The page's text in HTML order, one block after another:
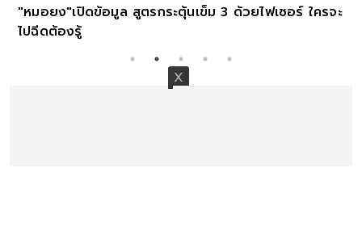
"หมอยง"เปิดข้อมูล สูตรกระตุ้นเข็ม 3 ด้วยไฟเซอร์ ใครจะ
ไปฉีดต้องรู้